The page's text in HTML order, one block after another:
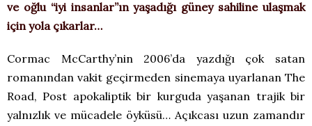
ve oğlu “iyi insanlar”ın yaşadığı güney sahiline ulaşmak
için yola çıkarlar…
Cormac McCarthy’nin 2006’da yazdığı çok satan
romanından vakit geçirmeden sinemaya uyarlanan The
Road, Post apokaliptik bir kurguda yaşanan trajik bir
yalnızlık ve mücadele öyküsü… Açıkcası uzun zamandır